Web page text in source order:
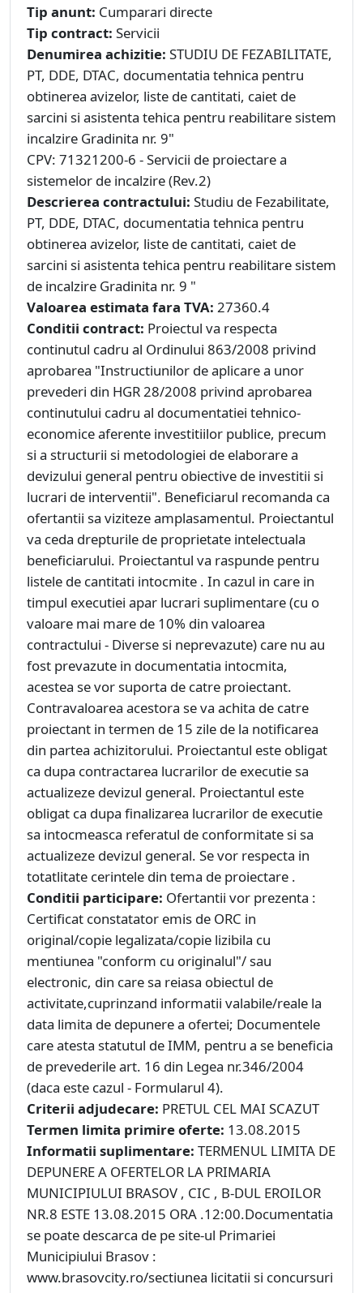
Tip anunt: Cumparari directe
Tip contract: Servicii
Denumirea achizitie: STUDIU DE FEZABILITATE,
PT, DDE, DTAC, documentatia tehnica pentru
obtinerea avizelor, liste de cantitati, caiet de
sarcini si asistenta tehica pentru reabilitare sistem
incalzire Gradinita nr. 9"
CPV: 71321200-6 - Servicii de proiectare a
sistemelor de incalzire (Rev.2)
Descrierea contractului: Studiu de Fezabilitate,
PT, DDE, DTAC, documentatia tehnica pentru
obtinerea avizelor, liste de cantitati, caiet de
sarcini si asistenta tehica pentru reabilitare sistem
de incalzire Gradinita nr. 9 "
Valoarea estimata fara TVA: 27360.4
Conditii contract: Proiectul va respecta
continutul cadru al Ordinului 863/2008 privind
aprobarea "Instructiunilor de aplicare a unor
prevederi din HGR 28/2008 privind aprobarea
continutului cadru al documentatiei tehnico-
economice aferente investitiilor publice, precum
si a structurii si metodologiei de elaborare a
devizului general pentru obiective de investitii si
lucrari de interventii". Beneficiarul recomanda ca
ofertantii sa viziteze amplasamentul. Proiectantul
va ceda drepturile de proprietate intelectuala
beneficiarului. Proiectantul va raspunde pentru
listele de cantitati intocmite . In cazul in care in
timpul executiei apar lucrari suplimentare (cu o
valoare mai mare de 10% din valoarea
contractului - Diverse si neprevazute) care nu au
fost prevazute in documentatia intocmita,
acestea se vor suporta de catre proiectant.
Contravaloarea acestora se va achita de catre
proiectant in termen de 15 zile de la notificarea
din partea achizitorului. Proiectantul este obligat
ca dupa contractarea lucrarilor de executie sa
actualizeze devizul general. Proiectantul este
obligat ca dupa finalizarea lucrarilor de executie
sa intocmeasca referatul de conformitate si sa
actualizeze devizul general. Se vor respecta in
totatlitate cerintele din tema de proiectare .
Conditii participare: Ofertantii vor prezenta :
Certificat constatator emis de ORC in
original/copie legalizata/copie lizibila cu
mentiunea "conform cu originalul"/ sau
electronic, din care sa reiasa obiectul de
activitate,cuprinzand informatii valabile/reale la
data limita de depunere a ofertei; Documentele
care atesta statutul de IMM, pentru a se beneficia
de prevederile art. 16 din Legea nr.346/2004
(daca este cazul - Formularul 4).
Criterii adjudecare: PRETUL CEL MAI SCAZUT
Termen limita primire oferte: 13.08.2015
Informatii suplimentare: TERMENUL LIMITA DE
DEPUNERE A OFERTELOR LA PRIMARIA
MUNICIPIULUI BRASOV , CIC , B-DUL EROILOR
NR.8 ESTE 13.08.2015 ORA .12:00.Documentatia
se poate descarca de pe site-ul Primariei
Municipiului Brasov :
www.brasovcity.ro/sectiunea licitatii si concursuri